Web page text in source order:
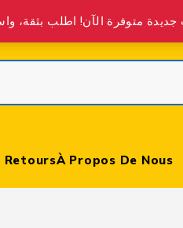
RetoursÀ Propos De Nous